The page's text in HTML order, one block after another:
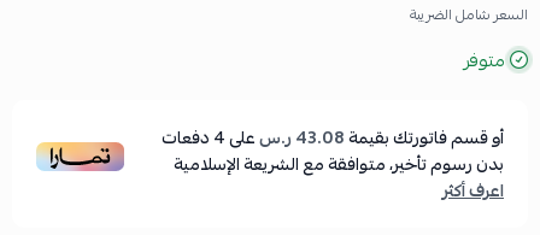
السعر شامل الضريبة
متوفر
أو قسم فاتورتك بقيمة43.08 ر.س على4دفعات
بدون رسوم تأخير، متوافقة مع الشريعة الإسلامية
اعرف أكثر